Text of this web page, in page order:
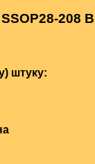
208
штуку: